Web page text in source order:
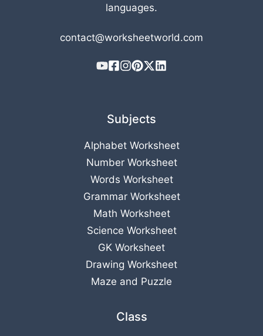
languages.
contact@worksheetworld.com
Subjects
Alphabet Worksheet
Number Worksheet
Words Worksheet
Grammar Worksheet
Math Worksheet
Science Worksheet
GK Worksheet
Drawing Worksheet
Maze and Puzzle
Class